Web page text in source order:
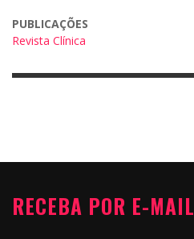
PUBLICAÇÕES
Revista Clínica
RECEBA POR E-MAIL